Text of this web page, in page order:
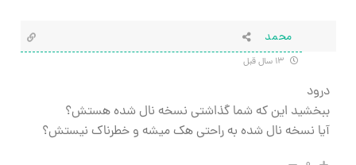
محمد
درود
ببخشید این که شما گذاشتی نسخه نال شده هستش؟
آیا نسخه نال شده به راحتی هک میشه و خطرناک نیستش؟